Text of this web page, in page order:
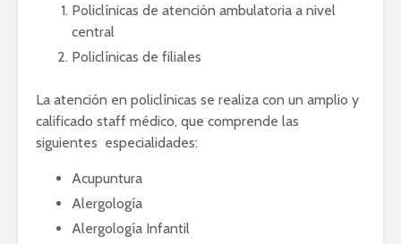
Policlínicas de atención ambulatoria a nivel
central
Policlínicas de filiales
La atención en policlínicas se realiza con un amplio y
calificado staff médico, que comprende las
siguientes especialidades:
Acupuntura
Alergología
Alergología Infantil